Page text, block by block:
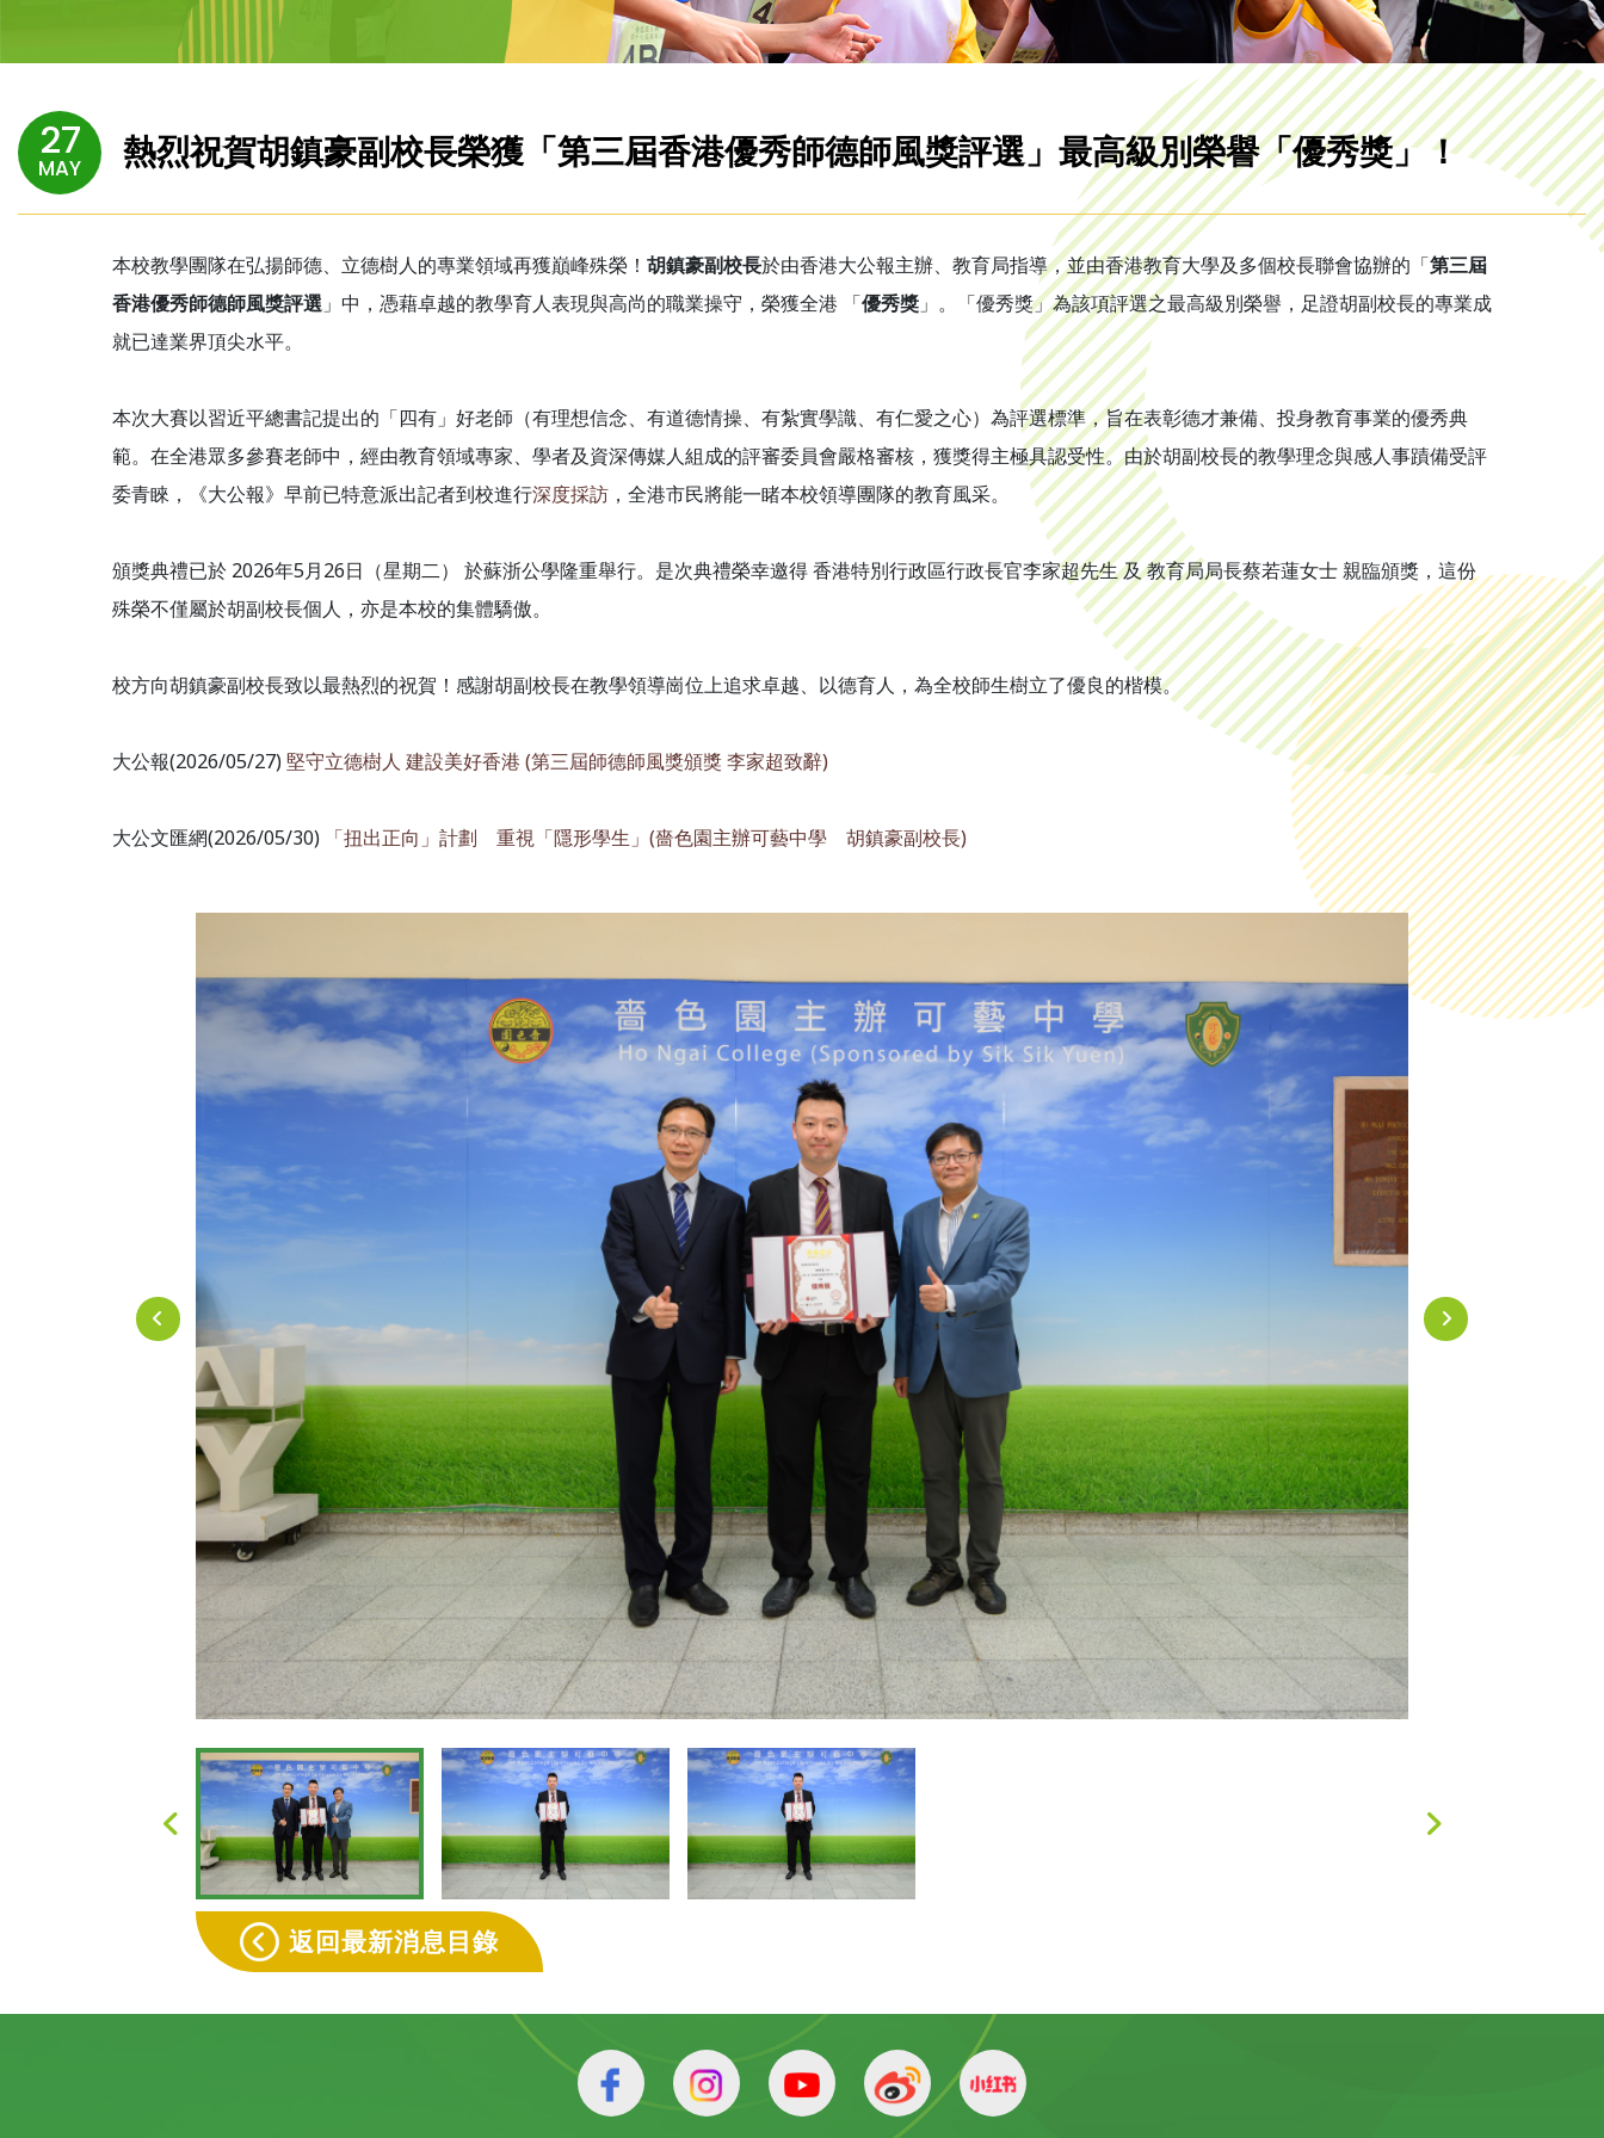
27
MAY 熱烈祝賀胡鎮豪副校長榮獲「第三屆香港優秀師德師風獎評選」最高級別榮譽「優秀獎」！
本校教學團隊在弘揚師德、立德樹人的專業領域再獲巔峰殊榮！ 胡鎮豪副校長於由香港大公報主辦、教育局指導，並由香港教育大學及多個校長聯會協辦的「第三屆
香港優秀師德師風獎評選」中，憑藉卓越的教學育人表現與高尚的職業操守，榮獲全港 「優秀獎」。「優秀獎」為該項評選之最高級別榮譽，足證胡副校長的專業成
就已達業界頂尖水平。
本次大賽以習近平總書記提出的「四有」好老師（有理想信念、有道德情操、有紮實學識、有仁愛之心）為評選標準，旨在表彰德才兼備、投身教育事業的優秀典
範。在全港眾多參賽老師中，經由教育領域專家、學者及資深傳媒人組成的評審委員會嚴格審核，獲獎得主極具認受性。由於胡副校長的教學理念與感人事蹟備受評
委青睞，《大公報》早前已特意派出記者到校進行深度採訪，全港市民將能一睹本校領導團隊的教育風采。
頒獎典禮已於 2026年5月26日（星期二） 於蘇浙公學隆重舉行。是次典禮榮幸邀得 香港特別行政區行政長官李家超先生 及 教育局局長蔡若蓮女士 親臨頒獎，這份
殊榮不僅屬於胡副校長個人，亦是本校的集體驕傲。
校方向胡鎮豪副校長致以最熱烈的祝賀！感謝胡副校長在教學領導崗位上追求卓越、以德育人，為全校師生樹立了優良的楷模。
大公報(2026/05/27)堅守立德樹人 建設美好香港 (第三屆師德師風獎頒獎 李家超致辭)
大公文匯網(2026/05/30) 「扭出正向」計劃 重視「隱形學生」(嗇色園主辦可藝中學 胡鎮豪副校長)
返回最新消息目錄